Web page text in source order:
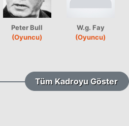
Peter Bull
(Oyuncu)
W.g. Fay
(Oyuncu)
Tüm Kadroyu Göster